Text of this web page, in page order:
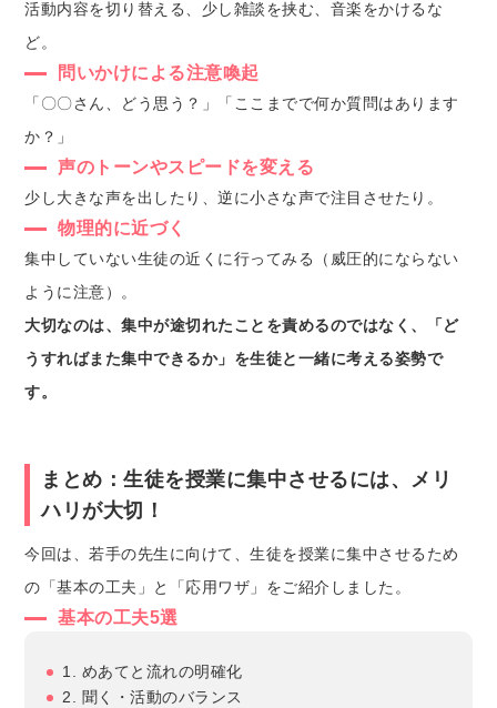
活動内容を切り替える、少し雑談を挟む、音楽をかけるな
ど。
問いかけによる注意喚起
「〇〇さん、どう思う？」「ここまでで何か質問はあります
か？」
声のトーンやスピードを変える
少し大きな声を出したり、逆に小さな声で注目させたり。
物理的に近づく
集中していない生徒の近くに行ってみる（威圧的にならない
ように注意）。
大切なのは、集中が途切れたことを責めるのではなく、「ど
うすればまた集中できるか」を生徒と一緒に考える姿勢で
す。
まとめ：生徒を授業に集中させるには、メリ
ハリが大切！
今回は、若手の先生に向けて、生徒を授業に集中させるため
の「基本の工夫」と「応用ワザ」をご紹介しました。
基本の工夫5選
1. めあてと流れの明確化
2. 聞く・活動のバランス